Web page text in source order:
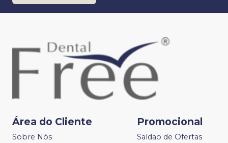
Área do Cliente
Sobre Nós
Promocional
Saldao de Ofertas